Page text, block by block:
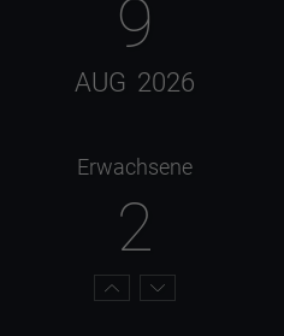
9
AUG 2026
Erwachsene
2